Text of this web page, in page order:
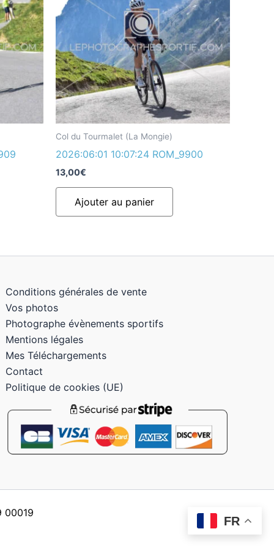
Col du Tourmalet (La Mongie)
2026:06:01 10:07:24 ROM_9900
13,00€
Ajouter au panier
Conditions générales de vente
Vos photos
Photographe évènements sportifs
Mentions légales
Mes Téléchargements
Contact
Politique de cookies (UE)
00019
FR